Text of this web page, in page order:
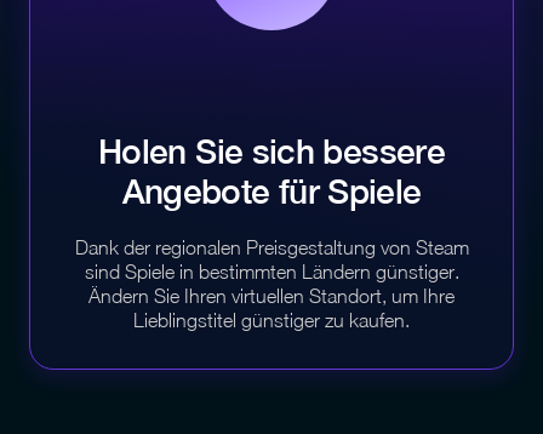
Holen Sie sich bessere
Angebote fürSpiele
Dank der regionalen Preisgestaltung von Steam
sind Spiele in bestimmten Ländern günstiger.
Ändern Sie Ihren virtuellen Standort, um Ihre
Lieblingstitel günstiger zu kaufen.